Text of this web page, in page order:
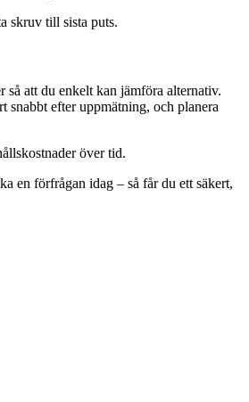
skruv till sista puts.
att du enkelt kan jämföra alternativ.
efter uppmätning, och planera
över tid.
en förfrågan idag – så får du ett säkert,